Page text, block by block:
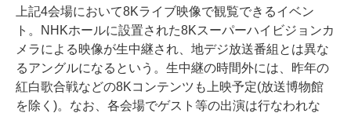
上記4会場において8Kライブ映像で観覧できるイベン
ト。NHKホールに設置された8Kスーパーハイビジョンカ
メラによる映像が生中継され、地デジ放送番組とは異な
るアングルになるという。生中継の時間外には、昨年の
紅白歌合戦などの8Kコンテンツも上映予定(放送博物館
を除く)。なお、各会場でゲスト等の出演は行なわれな